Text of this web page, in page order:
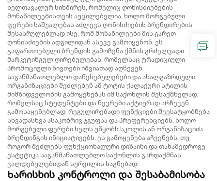
ხელთავალურ სიხშირეს, რომელიც ღონისძიებების
მონაწილეებისთვის აუცილებელია, ხოლო მორგებული
ფერები საშუალებას აძლევს ღონისძიების ბრენდირების
შესასრულებლად ისე, რომ მონაწილეები მის გარეთ
ღონისძიების ადგილიდან ასევე გამოიყენონ. ეს
გაფართოებული ბრენდის გამოჩენა ქმნის გრძელვადი
მარკეტინგულ ღირებულებას, რომელსაც ტრადიციული
პრომოციული ნივთები იშვიათად აღწევენ.
Საგანმანათლებლო დაწესებულებები და ახალგაზრდული
ორგანიზაციები შეძლებენ ამ ტოტის ქალაქური სტილის
მიმზიდველობის გამოყენებას იმ საქონლის შესაქმნელად,
რომელსაც სტუდენტები და წევრები აქტიურად არჩევენ
გამოსაყენებლად. რეგულირებადი ფუნქციები შეესატყობნება
სხვადასხვა ასაკობრივ ჯგუფსა და პრეფერენციებს, ხოლო
მორგებული ფერები ხელს უწყობს სკოლის ან ორგანიზაციის
ბრენდინგის ინიციატივებს. ეს გამოყენება აჩვენებს, თუ
როგორ შეძლებს ფუნქციონალური დიზაინი და თანამედროვე
ესტეტიკა საგანმანათლებლო საქონლის გარდაქმნას
ვალდებულებიდან სურვილის საგნებად.
Ხარისხის კონტროლი და შესაბამისობა